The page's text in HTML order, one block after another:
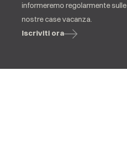
informeremo regolarmente sulle
nostre case vacanza.
Iscriviti ora